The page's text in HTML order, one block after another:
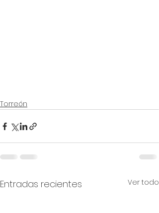
Torreón
Entradas recientes Ver todo